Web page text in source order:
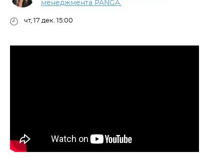
менеджмента PANGA.
чт, 17 дек. 15:00